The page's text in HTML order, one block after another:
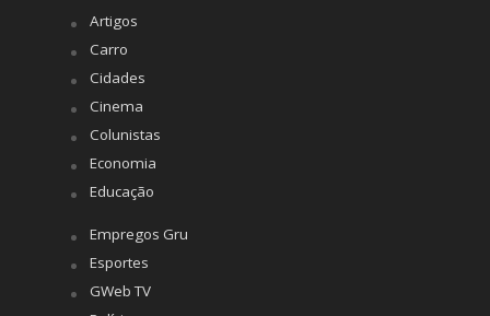
Artigos
Carro
Cidades
Cinema
Colunistas
Economia
Educação
Empregos Gru
Esportes
GWeb TV